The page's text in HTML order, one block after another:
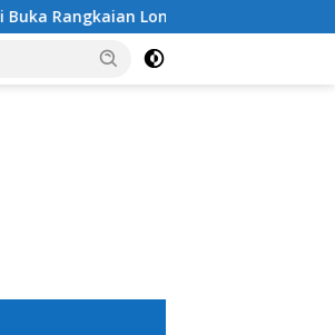
Peringatan HUT RI ke-81 Tahun 2026